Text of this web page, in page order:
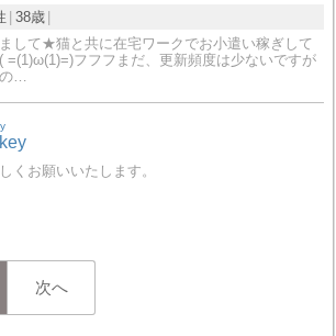
38歳
して★猫と共に在宅ワークでお小遣い稼ぎして
=(1)ω(1)=)フフフまだ、更新頻度は少ないですが
…
くお願いいたします。
次へ